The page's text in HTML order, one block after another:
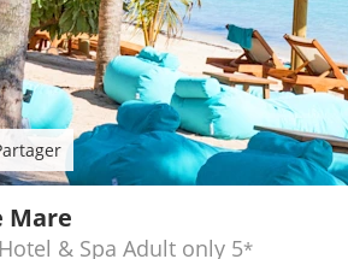
Mare
& Spa Adult only 5*